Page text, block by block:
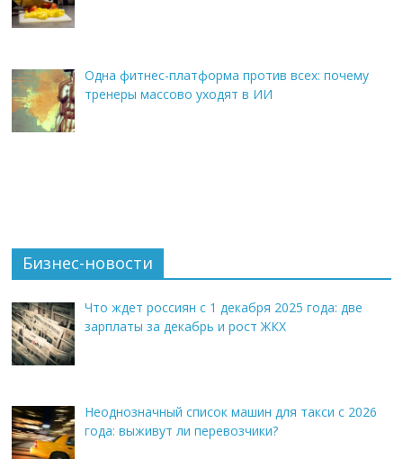
Одна фитнес-платформа против всех: почему
тренеры массово уходят в ИИ
Бизнес-новости
Что ждет россиян с 1 декабря 2025 года: две
зарплаты за декабрь и рост ЖКХ
Неоднозначный список машин для такси с 2026
года: выживут ли перевозчики?